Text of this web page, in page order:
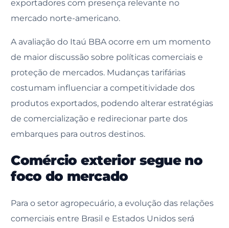
exportadores com presença relevante no
mercado norte-americano.
A avaliação do Itaú BBA ocorre em um momento
de maior discussão sobre políticas comerciais e
proteção de mercados. Mudanças tarifárias
costumam influenciar a competitividade dos
produtos exportados, podendo alterar estratégias
de comercialização e redirecionar parte dos
embarques para outros destinos.
Comércio exterior segue no
foco do mercado
Para o setor agropecuário, a evolução das relações
comerciais entre Brasil e Estados Unidos será